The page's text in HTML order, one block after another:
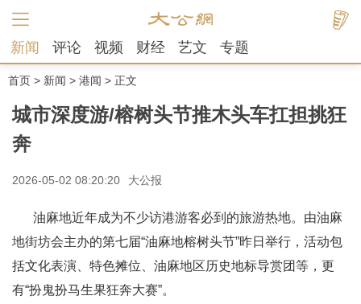
新闻 评论 视频 财经 艺文 专题
首页 > 新闻 > 港闻 > 正文
城市深度游/榕树头节推木头车扛担挑狂
奔
2026-05-02 08:20:20 大公报
油麻地近年成为不少访港游客必到的旅游热地。由油麻
地街坊会主办的第七届“油麻地榕树头节”昨日举行，活动包
括文化表演、特色摊位、油麻地区历史地标导赏团等，更
有“扮鬼扮马生果狂奔大赛”。